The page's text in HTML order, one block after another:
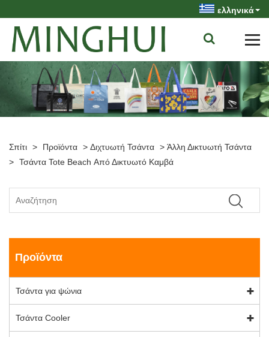
ελληνικά
Σπίτι > Προϊόντα > Διχτυωτή Τσάντα > Άλλη Δικτυωτή Τσάντα
> Τσάντα Tote Beach Από Δικτυωτό Καμβά
Προϊόντα
Τσάντα για ψώνια
Τσάντα Cooler